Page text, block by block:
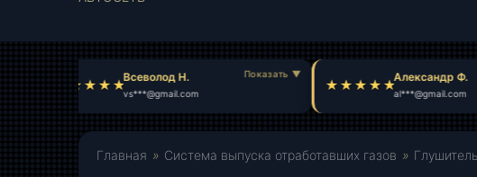
Всеволод Н.
vs***@gmail.com
Александр Ф.
al***@gmail.com
Главная » Система выпуска отработавших газов »